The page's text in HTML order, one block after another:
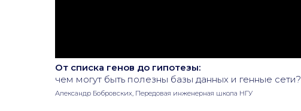
От списка генов до гипотезы:
чем могут быть полезны базы данных и генные сети?
Александр Бобровских, Передовая инженерная школа НГУ